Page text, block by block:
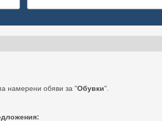
намерени обяви за "Обувки".